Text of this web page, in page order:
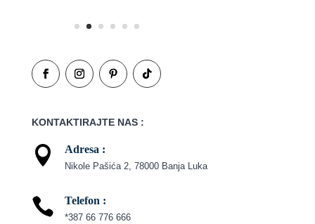
KONTAKTIRAJTE NAS :
 Adresa :
Nikole Pašića 2, 78000 Banja Luka
 Telefon :
*387 66 776 666